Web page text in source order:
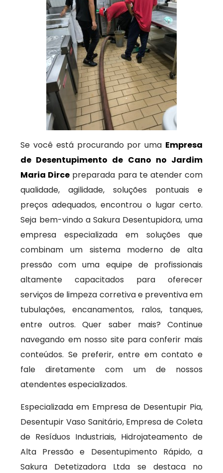
Se você está procurando por uma Empresa
de Desentupimento de Cano no Jardim
Maria Dirce preparada para te atender com
qualidade, agilidade, soluções pontuais e
preços adequados, encontrou o lugar certo.
Seja bem-vindo a Sakura Desentupidora, uma
empresa especializada em soluções que
combinam um sistema moderno de alta
pressão com uma equipe de profissionais
altamente capacitados para oferecer
serviços de limpeza corretiva e preventiva em
tubulações, encanamentos, ralos, tanques,
entre outros. Quer saber mais? Continue
navegando em nosso site para conferir mais
conteúdos. Se preferir, entre em contato e
fale diretamente com um de nossos
atendentes especializados.
Especializada em Empresa de Desentupir Pia,
Desentupir Vaso Sanitário, Empresa de Coleta
de Resíduos Industriais, Hidrojateamento de
Alta Pressão e Desentupimento Rápido, a
Sakura Detetizadora Ltda se destaca no